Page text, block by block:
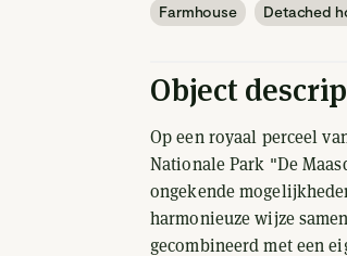
Farmhouse Detached
Object
Op een royaal perceel
Nationale Park "De
ongekende
harmonieuze wijze
gecombineerd met een